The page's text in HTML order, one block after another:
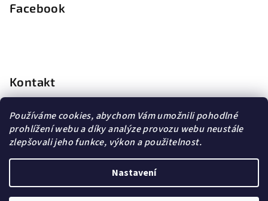
Používáme cookies, abychom Vám umožnili pohodlné
prohlížení webu a díky analýze provozu webu neustále
zlepšovali jeho funkce, výkon a použitelnost.
Nastavení
Facebook
Kontakt
info @dopravagratis.cz
+420 603 500 988
+420 603 500 988